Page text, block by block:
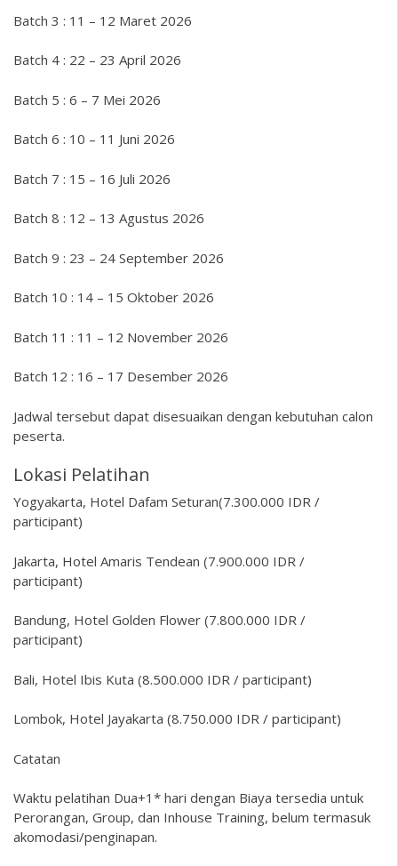
Batch 3 : 11 – 12 Maret 2026
Batch 4 : 22 – 23 April 2026
Batch 5 : 6 – 7 Mei 2026
Batch 6 : 10 – 11 Juni 2026
Batch 7 : 15 – 16 Juli 2026
Batch 8 : 12 – 13 Agustus 2026
Batch 9 : 23 – 24 September 2026
Batch 10 : 14 – 15 Oktober 2026
Batch 11 : 11 – 12 November 2026
Batch 12 : 16 – 17 Desember 2026
Jadwal tersebut dapat disesuaikan dengan kebutuhan calon
peserta.
Lokasi Pelatihan
Yogyakarta, Hotel Dafam Seturan(7.300.000 IDR /
participant)
Jakarta, Hotel Amaris Tendean (7.900.000 IDR /
participant)
Bandung, Hotel Golden Flower (7.800.000 IDR /
participant)
Bali, Hotel Ibis Kuta (8.500.000 IDR / participant)
Lombok, Hotel Jayakarta (8.750.000 IDR / participant)
Catatan
Waktu pelatihan Dua+1* hari dengan Biaya tersedia untuk
Perorangan, Group, dan Inhouse Training, belum termasuk
akomodasi/penginapan.